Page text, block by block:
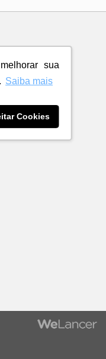
sua
Saiba mais
Cookies